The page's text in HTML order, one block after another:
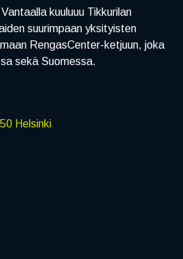
kuuluuu Tikkurilan
suurimpaan yksityisten
RengasCenter-ketjuun, joka
sekä Suomessa.
Helsinki